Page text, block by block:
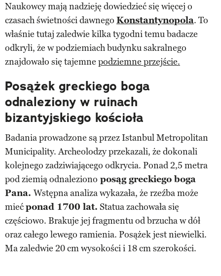
Naukowcy mają nadzieję dowiedzieć się więcej o
czasach świetności dawnego Konstantynopola. To
właśnie tutaj zaledwie kilka tygodni temu badacze
odkryli, że w podziemiach budynku sakralnego
znajdowało się tajemne podziemne przejście.
Posążek greckiego boga
odnaleziony w ruinach
bizantyjskiego kościoła
Badania prowadzone są przez Istanbul Metropolitan
Municipality. Archeolodzy przekazali, że dokonali
kolejnego zadziwiającego odkrycia. Ponad 2,5 metra
pod ziemią odnaleziono posąg greckiego boga
Pana. Wstępna analiza wykazała, że rzeźba może
miećponad 1700 lat. Statua zachowała się
częściowo. Brakuje jej fragmentu od brzucha w dół
oraz całego lewego ramienia. Posążek jest niewielki.
Ma zaledwie 20 cm wysokości i 18 cm szerokości.